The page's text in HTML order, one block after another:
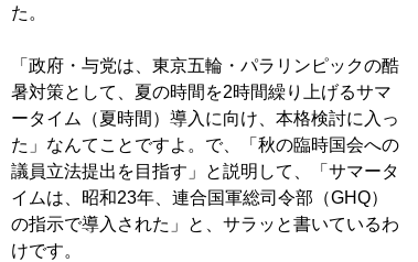
た。
「政府・与党は、東京五輪・パラリンピックの酷
暑対策として、夏の時間を2時間繰り上げるサマ
ータイム（夏時間）導入に向け、本格検討に入っ
た」なんてことですよ。で、「秋の臨時国会への
議員立法提出を目指す」と説明して、「サマータ
イムは、昭和23年、連合国軍総司令部（GHQ）
の指示で導入された」と、サラッと書いているわ
けです。